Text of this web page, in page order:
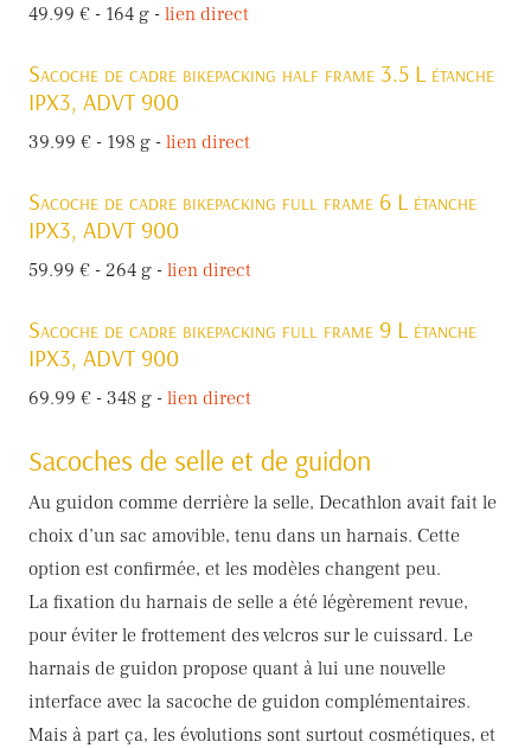
49.99 € - 164 g - lien direct
Sacoche de cadre bikepacking half frame 3.5 L étanche
IPX3, ADVT 900
39.99 € - 198 g - lien direct
Sacoche de cadre bikepacking full frame 6 L étanche
IPX3, ADVT 900
59.99 € - 264 g - lien direct
Sacoche de cadre bikepacking full frame 9 L étanche
IPX3, ADVT 900
69.99 € - 348 g - lien direct
Sacoches de selle et de guidon
Au guidon comme derrière la selle, Decathlon avait fait le
choix d’un sac amovible, tenu dans un harnais. Cette
option est confirmée, et les modèles changent peu.
La fixation du harnais de selle a été légèrement revue,
pour éviter le frottement des velcros sur le cuissard. Le
harnais de guidon propose quant à lui une nouvelle
interface avec la sacoche de guidon complémentaires.
Mais à part ça, les évolutions sont surtout cosmétiques, et